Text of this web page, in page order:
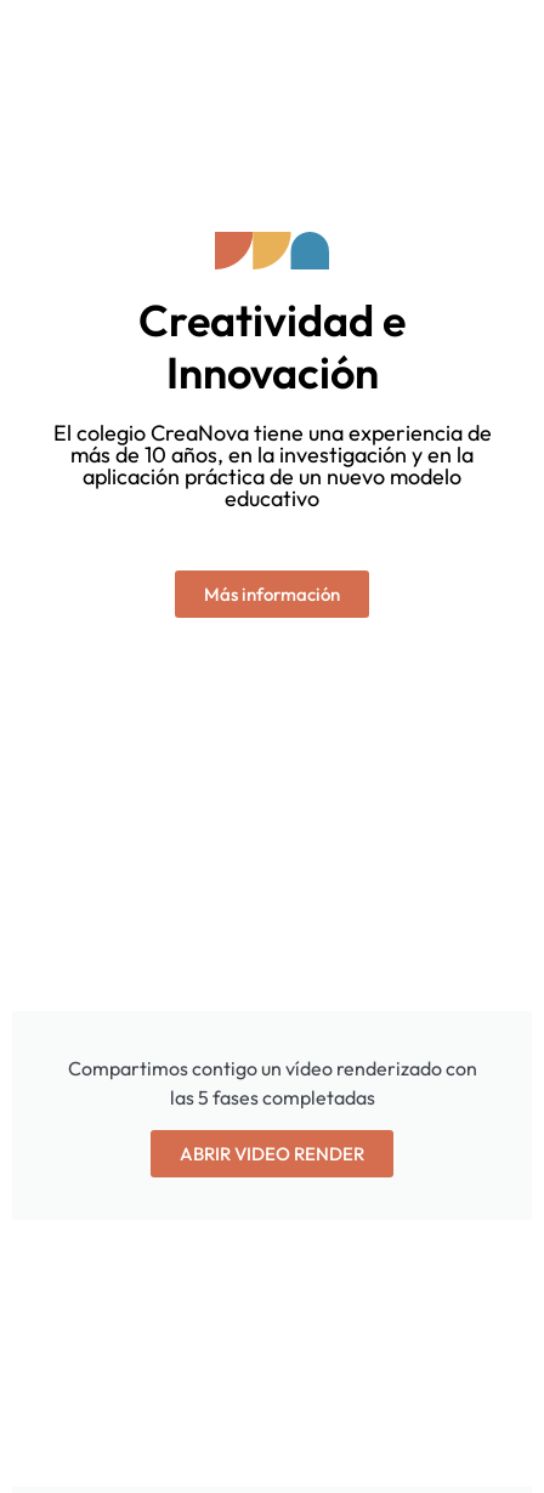
Creatividad e
Innovación
El colegio CreaNova tiene una experiencia de
más de 10 años, en la investigación y en la
aplicación práctica de un nuevo modelo
educativo
Más información
Compartimos contigo un vídeo renderizado con
las 5 fases completadas
ABRIR VIDEO RENDER